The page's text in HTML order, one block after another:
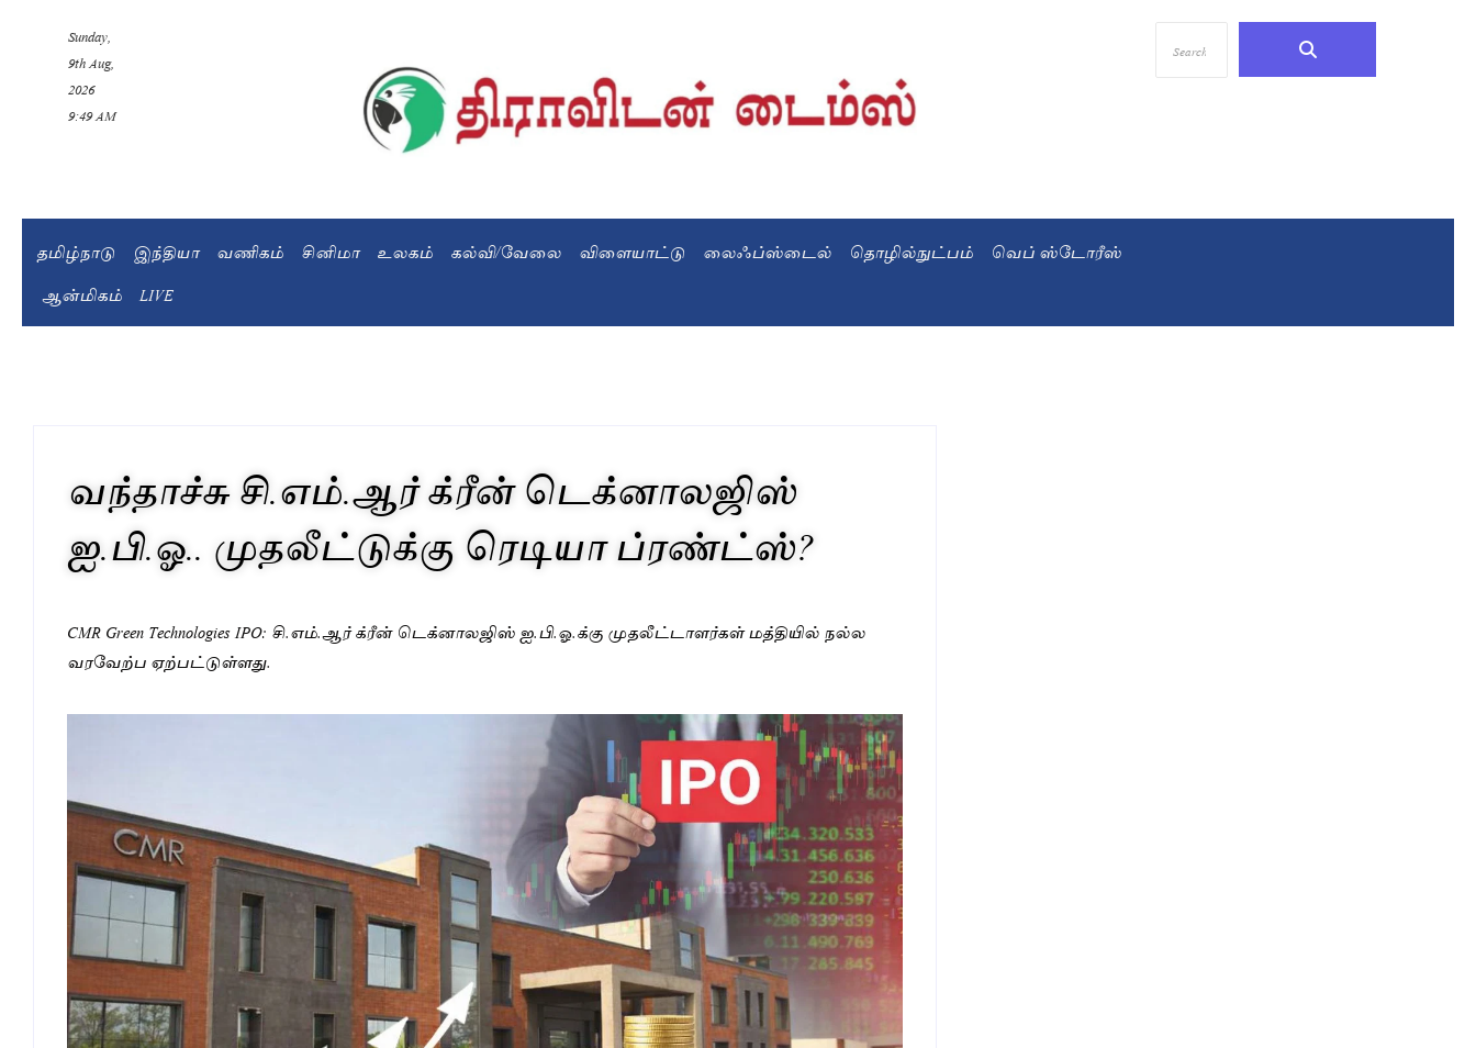
Sunday,
9th Aug,
2026
9:49 AM
தமிழ்நாடு இந்தியா வணிகம் சினிமா உலகம் கல்வி/வேலை விளையாட்டு லைஃப்ஸ்டைல் தொழில்நுட்பம்
வெப் ஸ்டோரீஸ்
ஆன்மிகம்
LIVE
வந்தாச்சு சி.எம்.ஆர் க்ரீன் டெக்னாலஜிஸ்
ஐ.பி.ஓ.. முதலீட்டுக்கு ரெடியா ப்ரண்ட்ஸ்?
CMR Green Technologies IPO: சி.எம்.ஆர் க்ரீன் டெக்னாலஜிஸ் ஐ.பி.ஓ.க்கு முதலீட்டாளர்கள் மத்தியில் நல்ல
வரவேற்ப ஏற்பட்டுள்ளது.